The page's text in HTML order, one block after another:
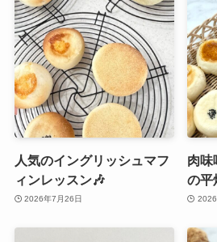
人気のイングリッシュマフ
ィンレッスン🎶
2026年7月26日
肉味
の平